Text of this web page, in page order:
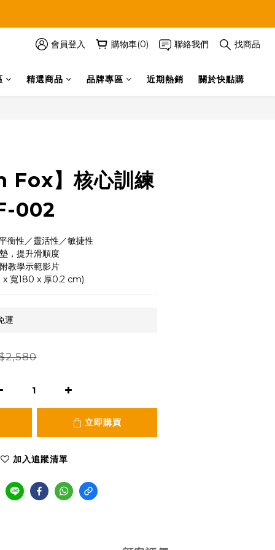
會員登入 購物車(0) 聯絡我們 找商品
精選商品 品牌專區 近期熱銷 關於快點購
Fox】核心訓練
002
衡性／靈活性／敏捷性
，提升滑順度
教學示範影片
寬180 x 厚0.2 cm)
運
立即購買
加入追蹤清單